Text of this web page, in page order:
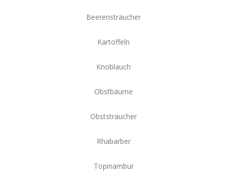
Beerensträucher
Kartoffeln
Knoblauch
Obstbäume
Obststräucher
Rhabarber
Topinambur